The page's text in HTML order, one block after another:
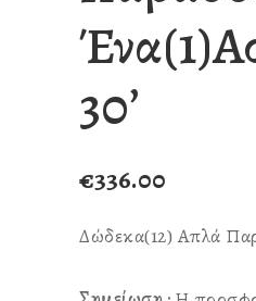
30’
€336.00
Δώδεκα(12) Απλά